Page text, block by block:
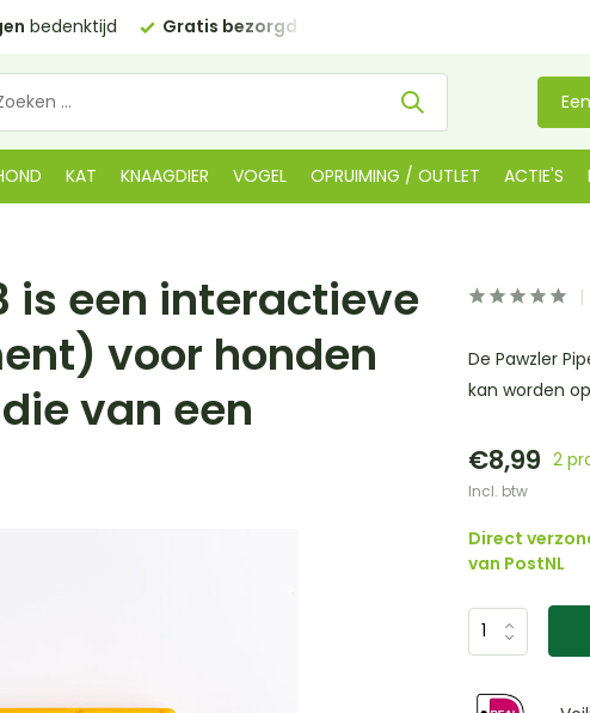
vanaf €35 (BE €80,00) Kom langs in onze
KAT KNAAGDIER VOGEL OPRUIMING / OUTLET ACTIE'S
is een interactieve
voor honden
van een
De Pawzler
kan worden
€8,99 2
Incl. btw
Direct
van PostNL